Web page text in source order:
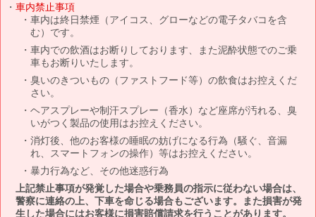
車内禁止事項
車内は終日禁煙（アイコス、グローなどの電子タバコを含
む）です。
車内での飲酒はお断りしております、また泥酔状態でのご乗
車もお断りいたします。
臭いのきついもの（ファストフード等）の飲食はお控えくだ
さい。
ヘアスプレーや制汗スプレー（香水）など座席が汚れる、臭
いがつく製品の使用はお控えください。
消灯後、他のお客様の睡眠の妨げになる行為（騒ぐ、音漏
れ、スマートフォンの操作）等はお控えください。
暴力行為など、その他迷惑行為
上記禁止事項が発覚した場合や乗務員の指示に従わない場合は、
警察に連絡の上、下車を命じる場合もございます。また損害が発
生した場合にはお客様に損害賠償請求を行うことがあります。